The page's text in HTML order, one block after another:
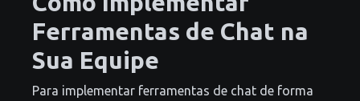
Ferramentas de Chat na
Sua Equipe
Para implementar ferramentas de chat de forma